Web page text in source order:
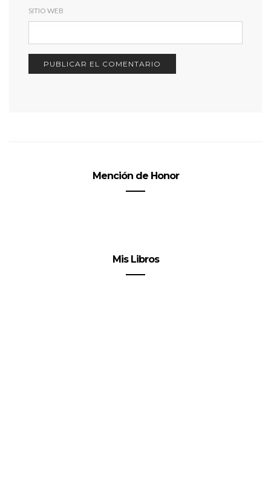
SITIO WEB
Mención de Honor
Mis Libros